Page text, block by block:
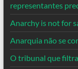
representantes
Anarchy is not for
Anarquia não se
O tribunal que